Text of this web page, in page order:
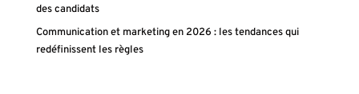
des candidats
Communication et marketing en 2026 : les tendances qui
redéfinissent les règles